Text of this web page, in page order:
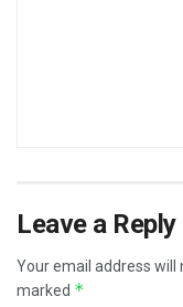
Leave a Reply
Your email address will
marked *